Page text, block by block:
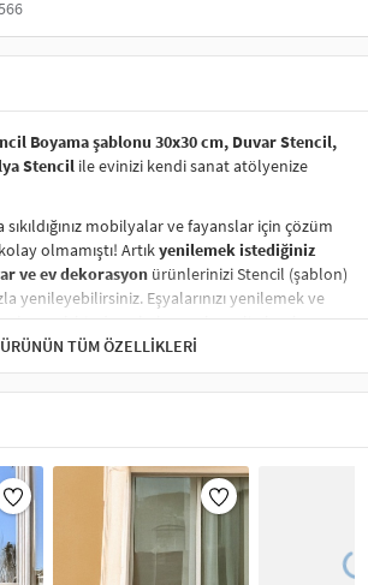
Boyama şablonu 30x30 cm, Duvar Stencil,
Stencil ile evinizi kendi sanat atölyenize
mobilyalar ve fayanslar için çözüm
olmamıştı! Artıkyenilemek istediğiniz
ve ev dekorasyon ürünlerinizi Stencil (şablon)
yenileyebilirsiniz. Eşyalarınızı yenilemek ve
katmakhiç de pahalı ve zahmetli olmak
şablonları, dilediğiniz her yüzeye pratik bir
sağlar ve mobilyalarınızın, duvarlarınızın,
anında değiştirebilir.
mutfak fayanslarına,
sabitleyip, istediğiniz renklerle
Evinizi,
kişisel zevkinizle özelleştirebilir
projeler gerçekleştirebilirsiniz.El işi ve ev
için stencil, kolayca uygulanabilecek eğlenceli
ÜRÜNÜN TÜM ÖZELLIKLERI